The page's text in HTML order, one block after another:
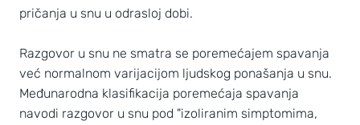
pričanja u snu u odrasloj dobi.
Razgovor u snu ne smatra se poremećajem spavanja
već normalnom varijacijom ljudskog ponašanja u snu.
Međunarodna klasifikacija poremećaja spavanja
navodi razgovor u snu pod "izoliranim simptomima,